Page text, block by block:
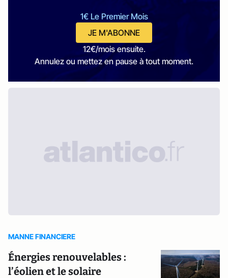
1€ Le Premier Mois
JE M'ABONNE
12€/mois ensuite.
Annulez ou mettez en pause à tout moment.
MANNE FINANCIERE
Énergies renouvelables :
l’éolien et le solaire